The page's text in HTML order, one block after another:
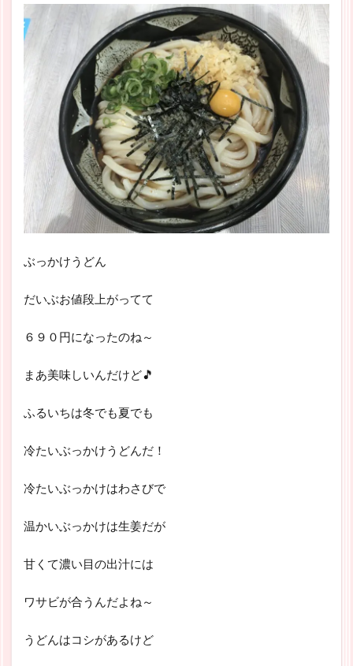
ぶっかけうどん
だいぶお値段上がってて
６９０円になったのね～
まあ美味しいんだけど🎵
ふるいちは冬でも夏でも
冷たいぶっかけうどんだ！
冷たいぶっかけはわさびで
温かいぶっかけは生姜だが
甘くて濃い目の出汁には
ワサビが合うんだよね～
うどんはコシがあるけど